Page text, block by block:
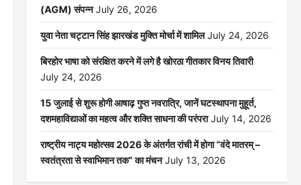
(AGM) संपन्न July 26, 2026
युवा नेता चट्टान सिंह झारखंड मुक्ति मोर्चा में शामिल July 24, 2026
बिरहोर भाषा को संरक्षित करने में लगे है खोरठा गीतकार विनय तिवारी
July 24, 2026
15 जुलाई से शुरू होगी आषाढ़ गुप्त नवरात्रि, जानें घटस्थापना मुहूर्त,
दशमहाविद्याओं का महत्व और शक्ति साधना की परंपरा July 14, 2026
राष्ट्रीय नाट्य महोत्सव 2026 के अंतर्गत रांची में होगा “वंदे मातरम् –
स्वतंत्रता से स्वाभिमान तक” का मंचन July 13, 2026